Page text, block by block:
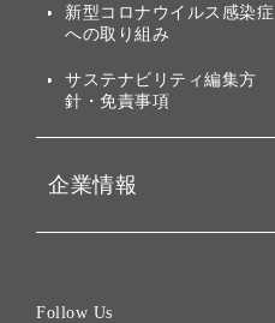
投資先のサステナビリティ
新型コロナウイルス感染症
への取り組み
サステナビリティ編集方
針・免責事項
企業情報
Follow Us